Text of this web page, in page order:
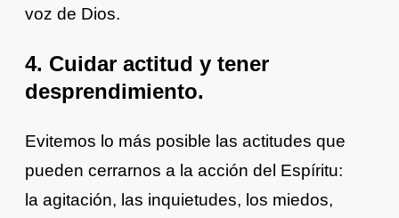
voz de Dios.
4. Cuidar actitud y tener
desprendimiento.
Evitemos lo más posible las actitudes que
pueden cerrarnos a la acción del Espíritu:
la agitación, las inquietudes, los miedos,